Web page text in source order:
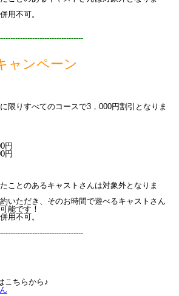
用不可。
ャンペーン
限りすべてのコースで3，000円割引となりま
円
円
ことのあるキャストさんは対象外となりま
いただき、そのお時間で遊べるキャストさん
能です！
用不可。
こちらから♪